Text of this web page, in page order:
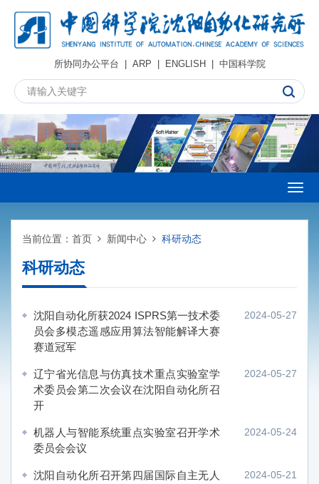
所协同办公平台 | ARP | ENGLISH| 中国科学院
当前位置： 首页 新闻中心 科研动态
科研动态
沈阳自动化所获2024 ISPRS第一技术委
员会多模态遥感应用算法智能解译大赛
赛道冠军
2024-05-27
辽宁省光信息与仿真技术重点实验室学
术委员会第二次会议在沈阳自动化所召
开
2024-05-27
机器人与智能系统重点实验室召开学术
委员会会议
2024-05-24
沈阳自动化所召开第四届国际自主无人
2024-05-21